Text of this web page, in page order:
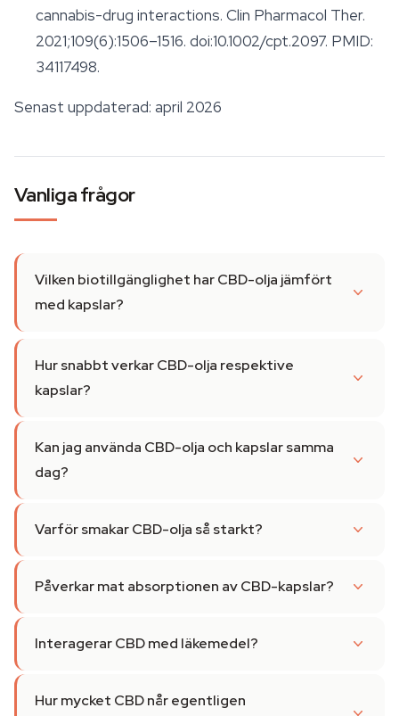
cannabis-drug interactions. Clin Pharmacol Ther.
2021;109(6):1506–1516. doi:10.1002/cpt.2097. PMID:
34117498.
Senast uppdaterad: april 2026
Vanliga frågor
Vilken biotillgänglighet har CBD-olja jämfört
med kapslar?
Hur snabbt verkar CBD-olja respektive
kapslar?
Kan jag använda CBD-olja och kapslar samma
dag?
Varför smakar CBD-olja så starkt?
Påverkar mat absorptionen av CBD-kapslar?
Interagerar CBD med läkemedel?
Hur mycket CBD når egentligen